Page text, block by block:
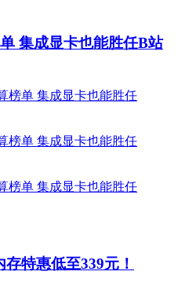
集成显卡也能胜任B站
特惠低至339元！